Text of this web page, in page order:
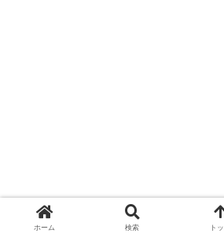
ホーム 検索 ト